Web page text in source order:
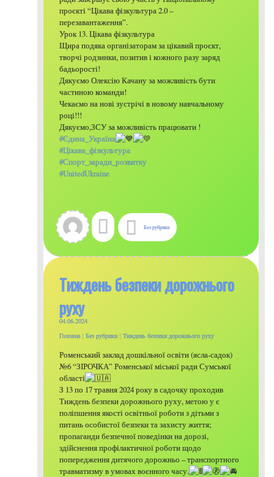
проєкті “Цікава фізкультура 2.0 –
перезавантаження”.
Урок 13. Цікава фізкультура
Щира подяка організаторам за цікавий проєкт,
творчі родзинки, позитив і кожного разу заряд
бадьорості!
Дякуємо Олексію Качану за можливість бути
частиною команди!
Чекаємо на нові зустрічі в новому навчальному
році!!!
Дякуємо,ЗСУ за можливість працювати !
#Єдина_Україна
#Цікава_фізкультура
#Спорт_заради_розвитку
#UnitedUkraine
Без рубрики
Тиждень безпеки дорожнього
руху
04.06.2024
Головна | Без рубрики | Тиждень безпеки дорожнього руху
Роменський заклад дошкільної освіти (ясла-садок)
№6 “ЗІРОЧКА” Роменської міської ради Сумської
області
З 13 по 17 травня 2024 року в садочку проходив
Тиждень безпеки дорожнього руху, метою у є
поліпшення якості освітньої роботи з дітьми з
питань особистої безпеки та захисту життя;
пропаганди безпечної поведінки на дорозі,
здійснення профілактичної роботи щодо
попередження дитячого дорожньо – транспортного
травматизму в умовах воєнного часу.